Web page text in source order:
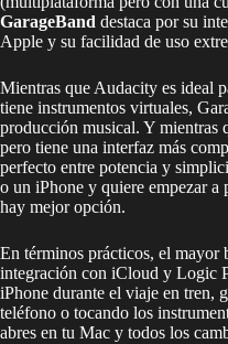
GarageBand destaca por su
Apple y su facilidad de uso
Mientras que Audacity es ideal
tiene instrumentos virtuales,
producción musical. Y mientras
pero tiene una interfaz más
perfecto entre potencia y
o un iPhone y quiere empezar
hay mejor opción.
En términos prácticos, el mayor
integración con iCloud y Logic
iPhone durante el viaje en tren,
teléfono o tocando los
abres en tu Mac y todos los